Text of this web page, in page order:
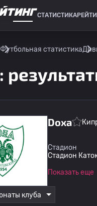
СТАТИСТИКА
Футбольная статистика
Doxa
Стадион
Стадион
Показать еще
клуба